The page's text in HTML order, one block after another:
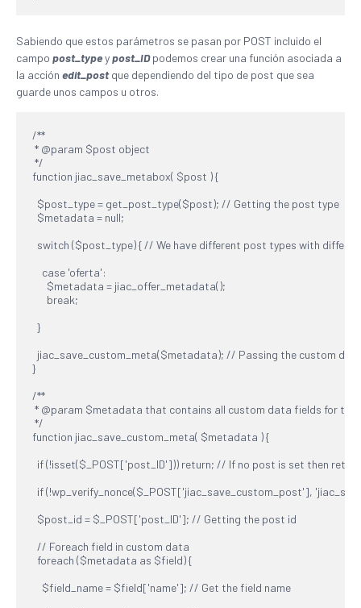
Sabiendo que estos parámetros se pasan por POST incluido el
campo post_typeypost_IDpodemos crear una función asociada a
la acción edit_postque dependiendo del tipo de post que sea
guarde unos campos u otros.
/**
* @param $post object
*/
function jiac_save_metabox( $post ) {
  $post_type = get_post_type($post); // Getting the post type
  $metadata = null;
switch ($post_type) { // We have different post types with
    case 'oferta':
      $metadata = jiac_offer_metadata();
      break;
  }
jiac_save_custom_meta($metadata); // Passing the custom data
}
/**
* @param $metadata that contains all custom data fields for the
*/
function jiac_save_custom_meta( $metadata ) {
if (!isset($_POST['post_ID'])) return; // If no post is set then return
if (!wp_verify_nonce($_POST['jiac_save_custom_post'],
  $post_id = $_POST['post_ID']; // Getting the post id
  // Foreach field in custom data
  foreach ($metadata as $field) {
    $field_name = $field['name']; // Get the field name